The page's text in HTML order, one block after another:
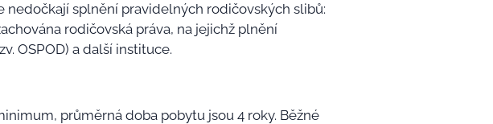
nedočkají splnění pravidelných rodičovských slibů:
rodičovská práva, na jejichž plnění
OSPOD) a další instituce.
průměrná doba pobytu jsou 4 roky. Běžné